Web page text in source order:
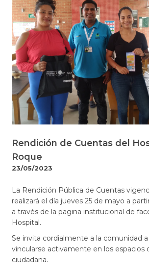
Rendición de Cuentas del
Roque
23/05/2023
​La Rendición Pública de Cuentas
realizará el día jueves 25 de mayo a
a través de la pagina institucional de
Hospital.
Se invita cordialmente a la comunidad
vincularse activamente en los espacios
ciudadana.​